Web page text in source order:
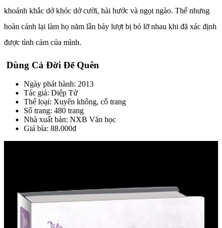
khoảnh khắc dở khóc dở cười, hài hước và ngọt ngào. Thế nhưng
hoàn cảnh lại làm họ năm lần bảy lượt bị bỏ lỡ nhau khi đã xác định
được tình cảm của mình.
Dùng Cả Đời Để Quên
Ngày phát hành: 2013
Tác giả: Diệp Tử
Thể loại: Xuyên không, cổ trang
Số trang: 480 trang
Nhà xuất bản: NXB Văn học
Giá bìa: 88.000đ